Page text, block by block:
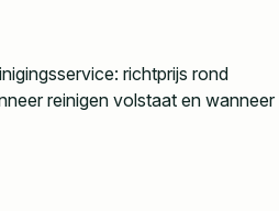
richtprijs rond
reinigen volstaat en wanneer